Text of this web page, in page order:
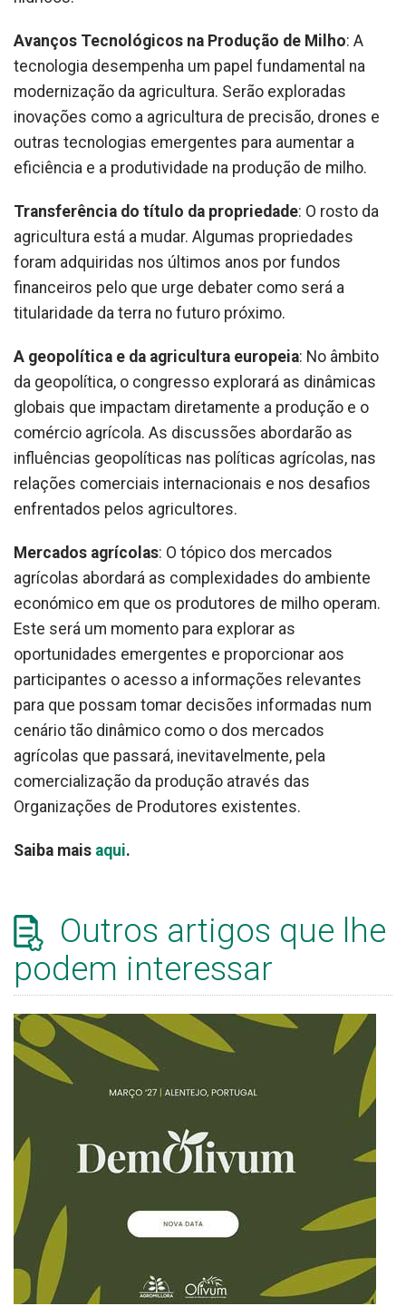
Avanços Tecnológicos na Produção de Milho: A
tecnologia desempenha um papel fundamental na
modernização da agricultura. Serão exploradas
inovações como a agricultura de precisão, drones e
outras tecnologias emergentes para aumentar a
eficiência e a produtividade na produção de milho.
Transferência do título da propriedade: O rosto da
agricultura está a mudar. Algumas propriedades
foram adquiridas nos últimos anos por fundos
financeiros pelo que urge debater como será a
titularidade da terra no futuro próximo.
A geopolítica e da agricultura europeia: No âmbito
da geopolítica, o congresso explorará as dinâmicas
globais que impactam diretamente a produção e o
comércio agrícola. As discussões abordarão as
influências geopolíticas nas políticas agrícolas, nas
relações comerciais internacionais e nos desafios
enfrentados pelos agricultores.
Mercados agrícolas: O tópico dos mercados
agrícolas abordará as complexidades do ambiente
económico em que os produtores de milho operam.
Este será um momento para explorar as
oportunidades emergentes e proporcionar aos
participantes o acesso a informações relevantes
para que possam tomar decisões informadas num
cenário tão dinâmico como o dos mercados
agrícolas que passará, inevitavelmente, pela
comercialização da produção através das
Organizações de Produtores existentes.
Saiba mais aqui.
Outros artigos que lhe
podem interessar